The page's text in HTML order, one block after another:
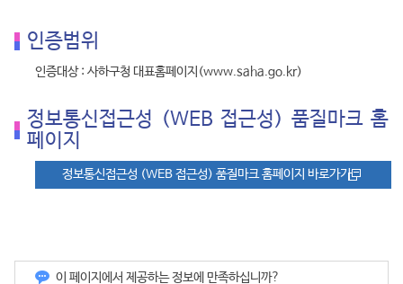
인증범위
인증대상 : 사하구청 대표홈페이지(www.saha.go.kr)
정보통신접근성 (WEB 접근성) 품질마크 홈
페이지
정보통신접근성 (WEB 접근성) 품질마크 홈페이지 바로가기
이 페이지에서 제공하는 정보에 만족하십니까?